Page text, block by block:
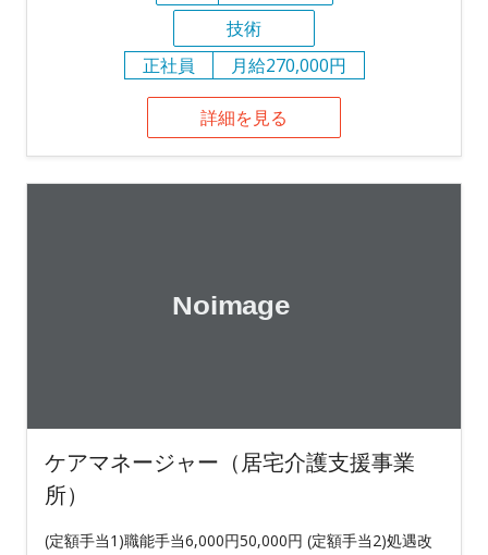
技術
正社員
月給270,000円
詳細を見る
ケアマネージャー（居宅介護支援事業
所）
(定額手当1)職能手当6,000円50,000円 (定額手当2)処遇改